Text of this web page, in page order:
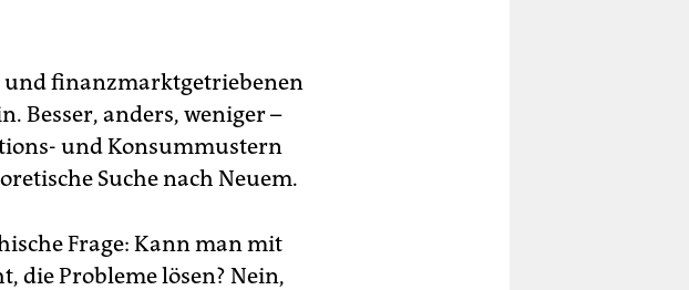
und finanzmarktgetriebenen
Besser, anders, weniger –
und Konsummustern
Suche nach Neuem.
Frage: Kann man mit
die Probleme lösen? Nein,